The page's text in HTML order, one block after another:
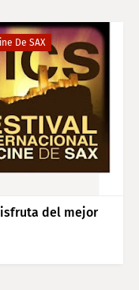
De SAX
del mejor